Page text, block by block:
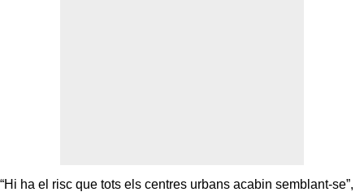
“Hi ha el risc que tots els centres urbans acabin semblant-se”,